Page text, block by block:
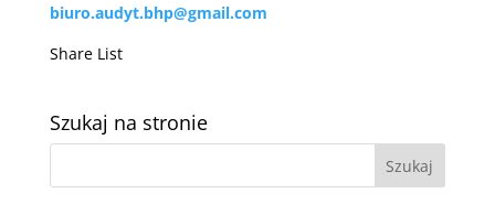
biuro.audyt.bhp@gmail.com
Share List
Szukaj na stronie